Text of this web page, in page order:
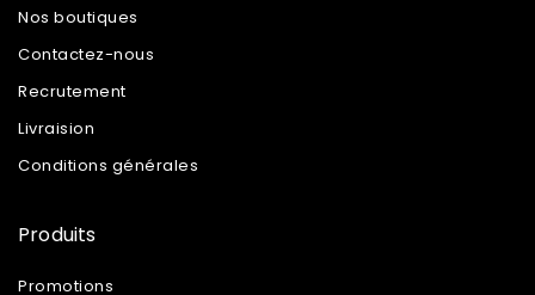
Nos boutiques
Contactez-nous
Recrutement
Livraision
Conditions générales
Produits
Promotions